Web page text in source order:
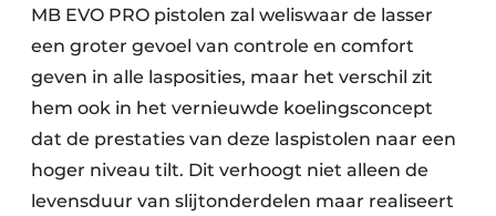
MB EVO PRO pistolen zal weliswaar de lasser
een groter gevoel van controle en comfort
geven in alle lasposities, maar het verschil zit
hem ook in het vernieuwde koelingsconcept
dat de prestaties van deze laspistolen naar een
hoger niveau tilt. Dit verhoogt niet alleen de
levensduur van slijtonderdelen maar realiseert